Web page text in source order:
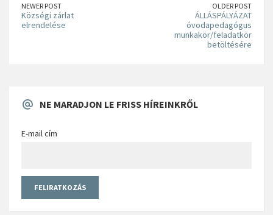
NEWER POST
Községi zárlat
elrendelése
OLDER POST
ÁLLÁSPÁLYÁZAT
óvodapedagógus
munkakör/feladatkör
betöltésére
NE MARADJON LE FRISS HÍREINKRŐL
E-mail cím